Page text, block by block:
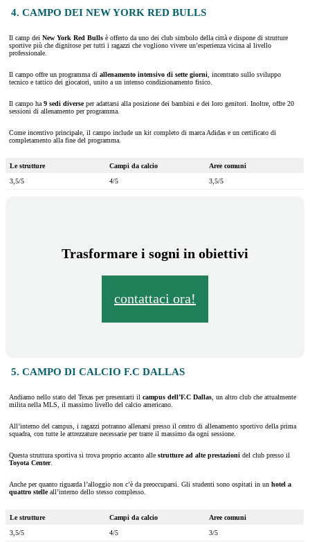
4. CAMPO DEI NEW YORK RED BULLS
Il camp dei New York Red Bulls è offerto da uno dei club simbolo della città e dispone di strutture
sportive più che dignitose per tutti i ragazzi che vogliono vivere un’esperienza vicina al livello
professionale.
Il campo offre un programma di allenamento intensivo di sette giorni, incentrato sullo sviluppo
tecnico e tattico dei giocatori, unito a un intenso condizionamento fisico.
Il campo ha9 sedi diverseper adattarsi alla posizione dei bambini e dei loro genitori. Inoltre, offre 20
sessioni di allenamento per programma.
Come incentivo principale, il campo include un kit completo di marca Adidas e un certificato di
completamento alla fine del programma.
Le strutture Campi da calcio
Aree comuni
3,5/5
4/5 3,5/5
Trasformare i sogni in obiettivi
contattaci ora!
5. CAMPO DI CALCIO F.C DALLAS
Andiamo nello stato del Texas per presentarti il campus dell’F.C Dallas, un altro club che attualmente
milita nella MLS, il massimo livello del calcio americano.
All’interno del campus, i ragazzi potranno allenarsi presso il centro di allenamento sportivo della prima
squadra, con tutte le attrezzature necessarie per trarre il massimo da ogni sessione.
Questa struttura sportiva si trova proprio accanto alle strutture ad alte prestazioni del club presso il
Toyota Center.
Anche per quanto riguarda l’alloggio non c’è da preoccuparsi. Gli studenti sono ospitati in un hotel a
quattro stelleall’interno dello stesso complesso.
Le strutture Campi da calcio
Aree comuni
3,5/5
4/5 3/5